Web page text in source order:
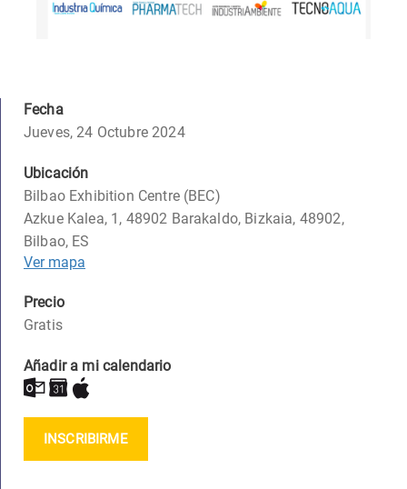
Fecha
Jueves, 24 Octubre 2024
Ubicación
Bilbao Exhibition Centre (BEC)
Azkue Kalea, 1, 48902 Barakaldo, Bizkaia, 48902,
Bilbao, ES
Ver mapa
Precio
Gratis
Añadir a mi calendario
INSCRIBIRME